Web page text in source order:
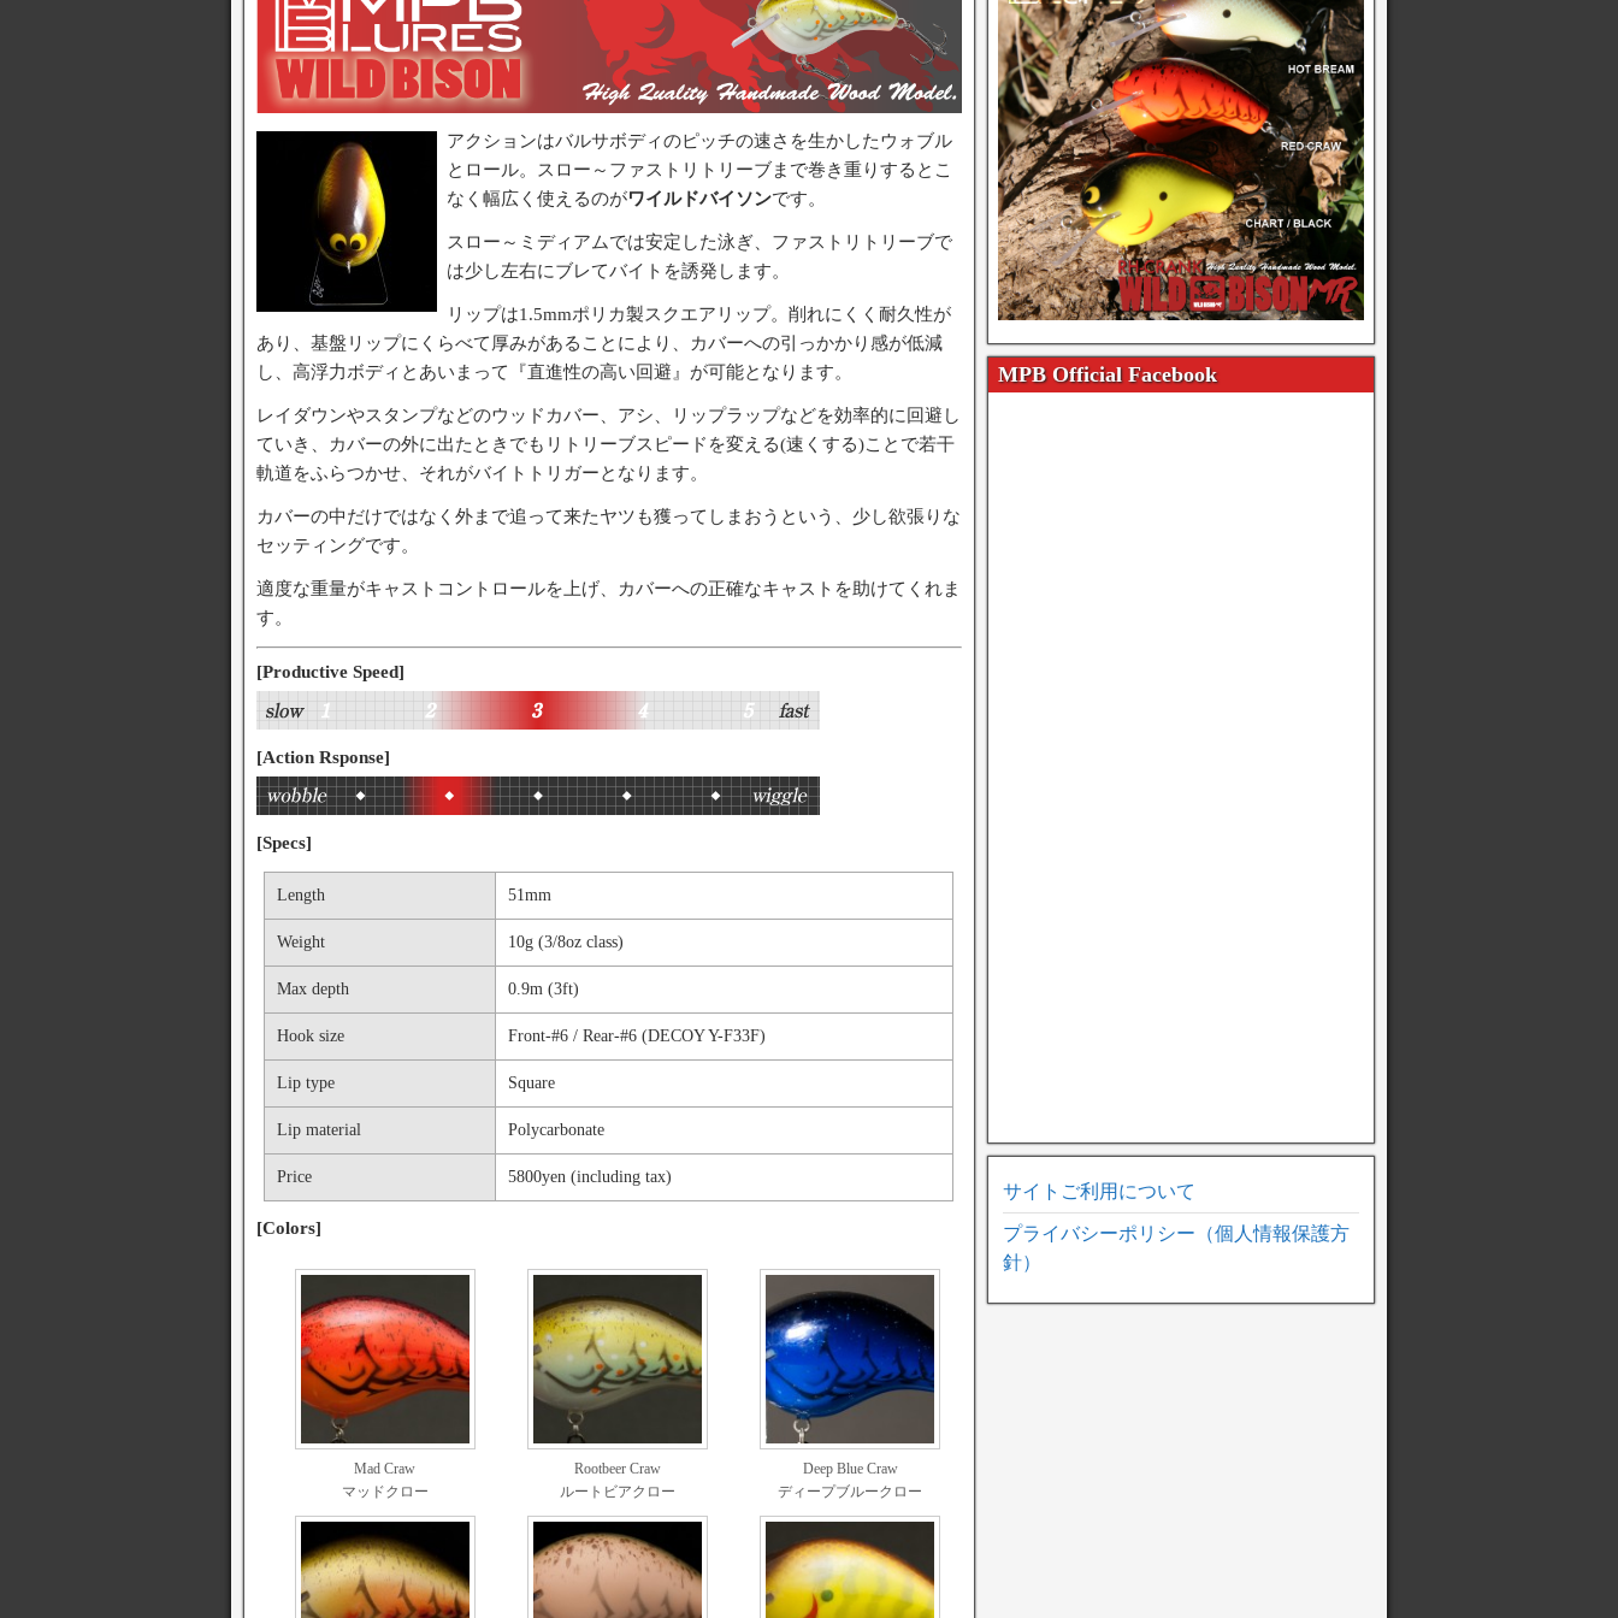
アクションはバルサボディのピッチの速さを生かしたウォブル
とロール。スロー～ファストリトリーブまで巻き重りするとこ
なく幅広く使えるのがワイルドバイソンです。
スロー～ミディアムでは安定した泳ぎ、ファストリトリーブで
は少し左右にブレてバイトを誘発します。
リップは1.5mmポリカ製スクエアリップ。削れにくく耐久性が
あり、基盤リップにくらべて厚みがあることにより、カバーへの引っかかり感が低減
し、高浮力ボディとあいまって『直進性の高い回避』が可能となります。
レイダウンやスタンプなどのウッドカバー、アシ、リップラップなどを効率的に回避し
ていき、カバーの外に出たときでもリトリーブスピードを変える(速くする)ことで若干
軌道をふらつかせ、それがバイトトリガーとなります。
カバーの中だけではなく外まで追って来たヤツも獲ってしまおうという、少し欲張りな
セッティングです。
適度な重量がキャストコントロールを上げ、カバーへの正確なキャストを助けてくれま
す。
[Productive Speed]
[Action Rsponse]
[Specs]
Length 51mm
Weight 10g (3/8oz class)
Max depth 0.9m (3ft)
Hook size Front-#6 / Rear-#6 (DECOY Y-F33F)
Lip type Square
Lip material Polycarbonate
Price 5800yen (including tax)
[Colors]
Mad Craw
マッドクロー
Rootbeer Craw
ルートビアクロー
Deep Blue Craw
ディープブルークロー
MPB Official Facebook
サイトご利用について
プライバシーポリシー（個人情報保護方
針）